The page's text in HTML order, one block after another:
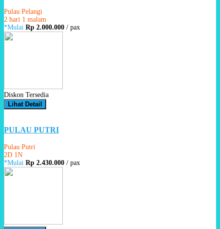
Pulau Pelangi
2 hari 1 malam
*Mulai Rp 2.000.000 / pax
Diskon Tersedia
Lihat Detail
PULAU PUTRI
Pulau Putri
2D 1N
*Mulai Rp 2.430.000 / pax